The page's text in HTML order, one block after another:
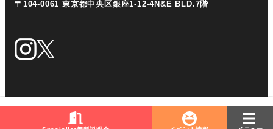
一般社団法人ユースキャリア教育機構